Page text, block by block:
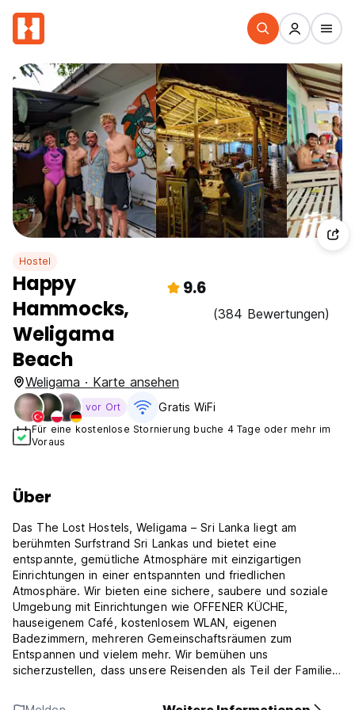
Hostel
Happy
Hammocks,
Weligama
Beach
9.6
(384 Bewertungen)
Weligama · Karte ansehen
vor Ort Gratis WiFi
Für eine kostenlose Stornierung buche 4 Tage oder mehr im
Voraus
Über
Das The Lost Hostels, Weligama – Sri Lanka liegt am
berühmten Surfstrand Sri Lankas und bietet eine
entspannte, gemütliche Atmosphäre mit einzigartigen
Einrichtungen in einer entspannten und friedlichen
Atmosphäre. Wir bieten eine sichere, saubere und soziale
Umgebung mit Einrichtungen wie OFFENER KÜCHE,
hauseigenem Café, kostenlosem WLAN, eigenen
Badezimmern, mehreren Gemeinschaftsräumen zum
Entspannen und vielem mehr. Wir bemühen uns
sicherzustellen, dass unsere Reisenden als Teil der Familie